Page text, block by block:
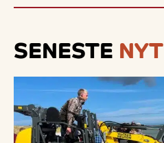
SENESTE NYT